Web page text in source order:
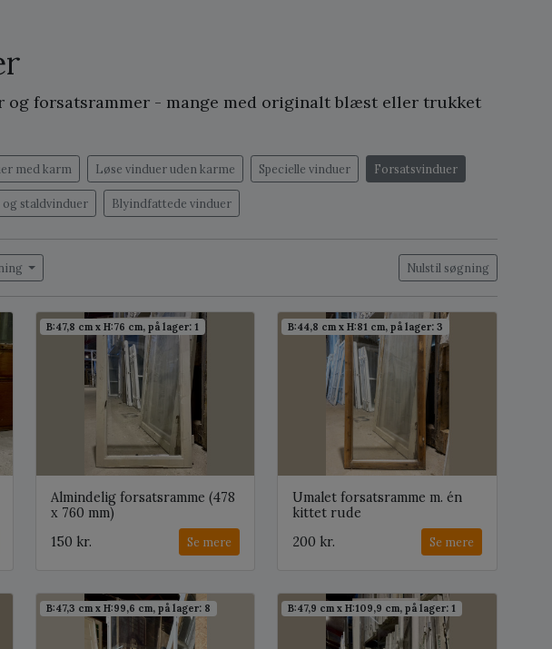
og forsatsrammer - mange med originalt blæst eller trukket
med karm Løse vinduer uden karme Specielle vinduer Forsatsvinduer
og staldvinduer Blyindfattede vinduer
Nulstil søgning
B:47,8 cm x H:76 cm, på lager: 1
Almindelig forsatsramme (478
x 760 mm)
150 kr.
Se mere
B:44,8 cm x H:81 cm, på lager: 3
Umalet forsatsramme m. én
kittet rude
200 kr.
Se mere
B:47,3 cm x H:99,6 cm, på lager: 8 B:47,9 cm x H:109,9 cm, på lager: 1